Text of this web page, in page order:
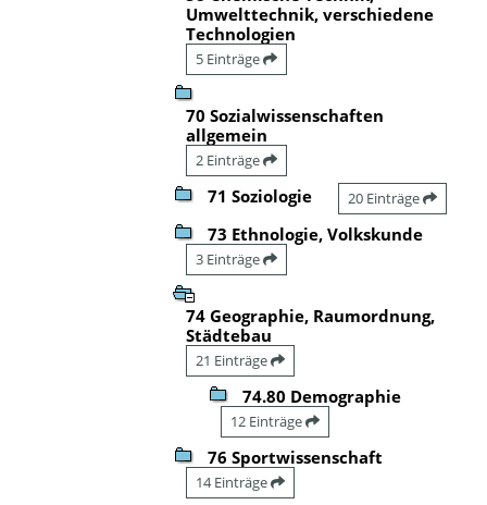
Umwelttechnik, verschiedene
Technologien
5 Einträge
70 Sozialwissenschaften
allgemein
2 Einträge
71 Soziologie 20 Einträge
73 Ethnologie, Volkskunde
3 Einträge
74 Geographie, Raumordnung,
Städtebau
21 Einträge
74.80 Demographie
12 Einträge
76 Sportwissenschaft
14 Einträge